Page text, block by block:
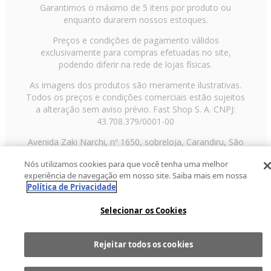
Garantimos o máximo de 5 itens por produto ou
enquanto durarem nossos estoques.
Preços e condições de pagamento válidos
exclusivamente para compras efetuadas no site,
podendo diferir na rede de lojas físicas.
As imagens dos produtos são meramente ilustrativas.
Todos os preços e condições comerciais estão sujeitos
a alteração sem aviso prévio. Fast Shop S. A. CNPJ:
43.708.379/0001-00
Avenida Zaki Narchi, nº 1650, sobreloja, Carandiru, São
2013 Fast Shop - Todos os direitos reservadosRF
Nós utilizamos cookies para que você tenha uma melhor
experiência de navegação em nosso site. Saiba mais em nossa
Política de Privacidade
Selecionar os Cookies
Rejeitar todos os cookies